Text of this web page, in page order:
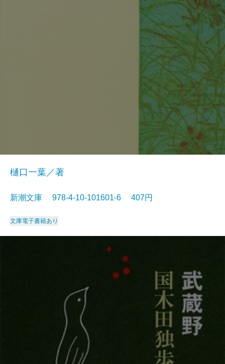
樋口一葉／著
新潮文庫 978-4-10-101601-6 407円
文庫電子書籍あり